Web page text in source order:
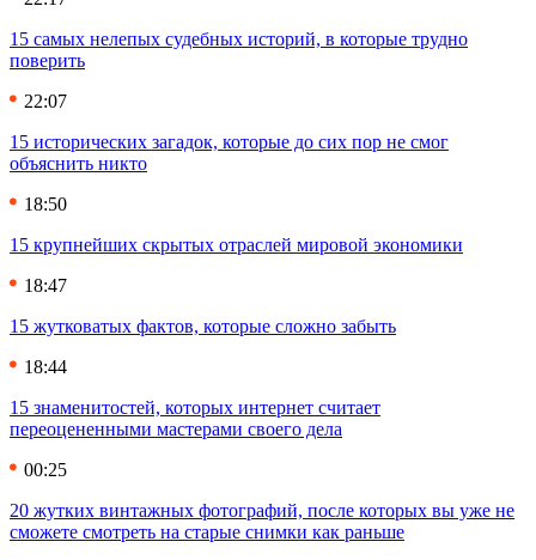
15 самых нелепых судебных историй, в которые трудно
поверить
22:07
15 исторических загадок, которые до сих пор не смог
объяснить никто
18:50
15 крупнейших скрытых отраслей мировой экономики
18:47
15 жутковатых фактов, которые сложно забыть
18:44
15 знаменитостей, которых интернет считает
переоцененными мастерами своего дела
00:25
20 жутких винтажных фотографий, после которых вы уже не
сможете смотреть на старые снимки как раньше